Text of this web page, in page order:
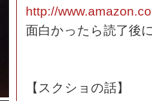
http://
面白かったら読了後
【スクショの話】